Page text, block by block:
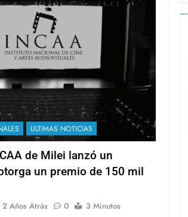
ULTIMAS NOTICIAS
de Milei lanzó un
un premio de 150 mil
2 Años Atrás 0
3 Minutos